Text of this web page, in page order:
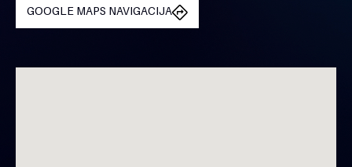
GOOGLE MAPS NAVIGACIJA